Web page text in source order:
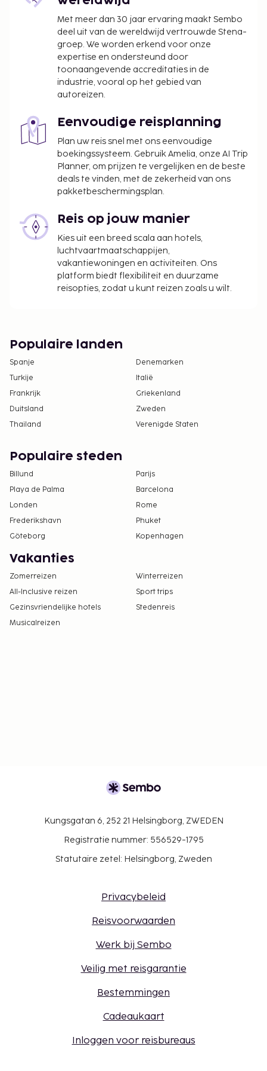
08.00 uur tot 10.00 uur.
Toeslag voor het continentaal ontbijt: ca. INR
300 voor volwassenen en ca. INR 100 voor
kinderen
Deze lijst is mogelijk niet volledig. Toeslagen en
borgsommen zijn mogelijk excl. btw en kunnen
In deze accommodatie zijn huisdieren en
assistentiedieren niet toegestaan.
Met meer dan 30 jaar ervaring maakt Sembo
deel uit van de wereldwijd vertrouwde Stena-
groep. We worden erkend voor onze
expertise en ondersteund door
toonaangevende accreditaties in de
industrie, vooral op het gebied van
autoreizen.
Eenvoudige reisplanning
Plan uw reis snel met ons eenvoudige
boekingssysteem. Gebruik Amelia, onze AI Trip
Planner, om prijzen te vergelijken en de beste
deals te vinden, met de zekerheid van ons
pakketbeschermingsplan.
Reis op jouw manier
Kies uit een breed scala aan hotels,
luchtvaartmaatschappijen,
vakantiewoningen en activiteiten. Ons
platform biedt flexibiliteit en duurzame
reisopties, zodat u kunt reizen zoals u wilt.
Populaire landen
Spanje
Denemarken
Turkije
Italië
Frankrijk
Griekenland
Duitsland
Zweden
Thailand
Verenigde Staten
Populaire steden
Billund
Parijs
Playa de Palma
Barcelona
Londen
Rome
Frederikshavn
Phuket
Göteborg
Kopenhagen
Vakanties
Zomerreizen
Winterreizen
All-Inclusive reizen
Sport trips
Gezinsvriendelijke hotels
Stedenreis
Musicalreizen
Kungsgatan 6, 252 21 Helsingborg, ZWEDEN
Registratie nummer: 556529-1795
Statutaire zetel: Helsingborg, Zweden
Privacybeleid
Reisvoorwaarden
Werk bij Sembo
Veilig met reisgarantie
Bestemmingen
Cadeaukaart
Inloggen voor reisbureaus